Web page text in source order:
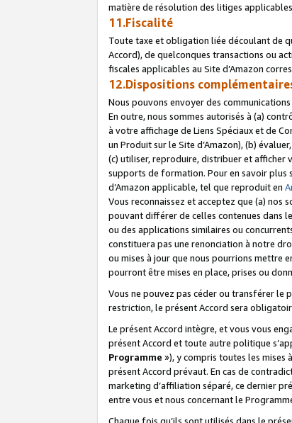
matière de résolution des litiges
11.Fiscalité
Toute taxe et obligation liée découlant de
Accord), de quelconques transactions ou
fiscales applicables au Site d’Amazon
12.Dispositions
Nous pouvons envoyer des
En outre, nous sommes autorisés à (a)
à votre affichage de Liens Spéciaux et de
un Produit sur le Site d’Amazon), (b)
(c) utiliser, reproduire, distribuer et afficher
supports de formation. Pour en savoir plus
d’Amazon applicable, tel que reproduit en
Vous reconnaissez et acceptez que (a)
pouvant différer de celles contenues dans
ou des applications similaires ou
constituera pas une renonciation à notre
ou mises à jour que nous pourrions mettre
pourront être mises en place, prises ou
Vous ne pouvez pas céder ou transférer le
restriction, le présent Accord sera
Le présent Accord intègre, et vous vous
présent Accord et toute autre politique
Programme »), y compris toutes les mises
présent Accord prévaut. En cas de
marketing d’affiliation séparé, ce dernier
entre vous et nous concernant le